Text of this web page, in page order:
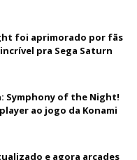
foi aprimorado por fãs
pra Sega Saturn
Symphony of the Night!
ao jogo da Konami
e agora arcades